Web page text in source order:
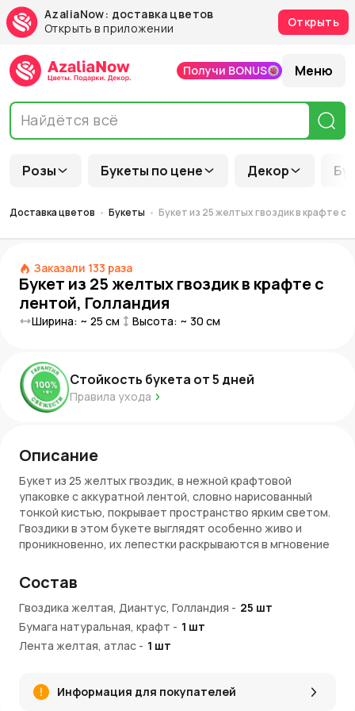
AzaliaNow: доставка цветов
Открыть в приложении
Открыть
Розы Букеты по цене Декор
Получи BONUS Меню
Доставка цветов Букеты Букет из 25 желтых гвоздик в крафте с
Заказали 133 раза
Букет из 25 желтых гвоздик в крафте с
лентой, Голландия
Ширина: ~ 25 см Высота: ~ 30 см
Стойкость букета от5 дней
Правила ухода
Описание
Букет из 25 желтых гвоздик, в нежной крафтовой
упаковке с аккуратной лентой, словно нарисованный
тонкой кистью, покрывает пространство ярким светом.
Гвоздики в этом букете выглядят особенно живо и
проникновенно, их лепестки раскрываются в мгновение
цветов есть своя магия — их золотистая энергия
способна вдохновить и вызвать улыбку у каждого, кто
их увидит. Легкий аромат и простота крафтовой
упаковки делают композицию изящной и искренней. Она
не требует лишних слов, чтобы завоевать сердца.
25 желтых гвоздик— это воплощение солнечной
Состав
Гвоздика желтая, Диантус, Голландия - 25 шт
Бумага натуральная, крафт - 1 шт
Лента желтая, атлас - 1 шт
Информация для покупателей